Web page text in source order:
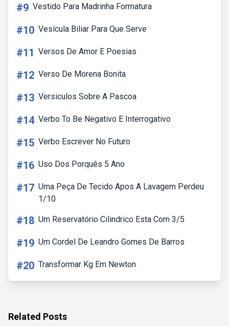
#9 Vestido Para Madrinha Formatura
#10 Vesícula Biliar Para Que Serve
#11 Versos De Amor E Poesias
#12 Verso De Morena Bonita
#13 Versiculos Sobre A Pascoa
#14 Verbo To Be Negativo E Interrogativo
#15 Verbo Escrever No Futuro
#16 Uso Dos Porquês 5 Ano
#17 Uma Peça De Tecido Apos A Lavagem Perdeu
1/10
#18 Um Reservatório Cilindrico Esta Com 3/5
#19 Um Cordel De Leandro Gomes De Barros
#20 Transformar Kg Em Newton
Related Posts